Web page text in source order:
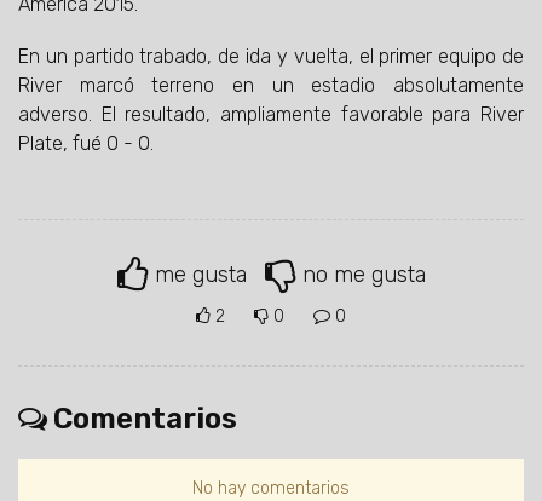
En un partido trabado, de ida y vuelta, el primer equipo de
River marcó terreno en un estadio absolutamente
adverso. El resultado, ampliamente favorable para River
Plate, fué 0 - 0.
me gusta no me gusta
2 0 0
Comentarios
No hay comentarios